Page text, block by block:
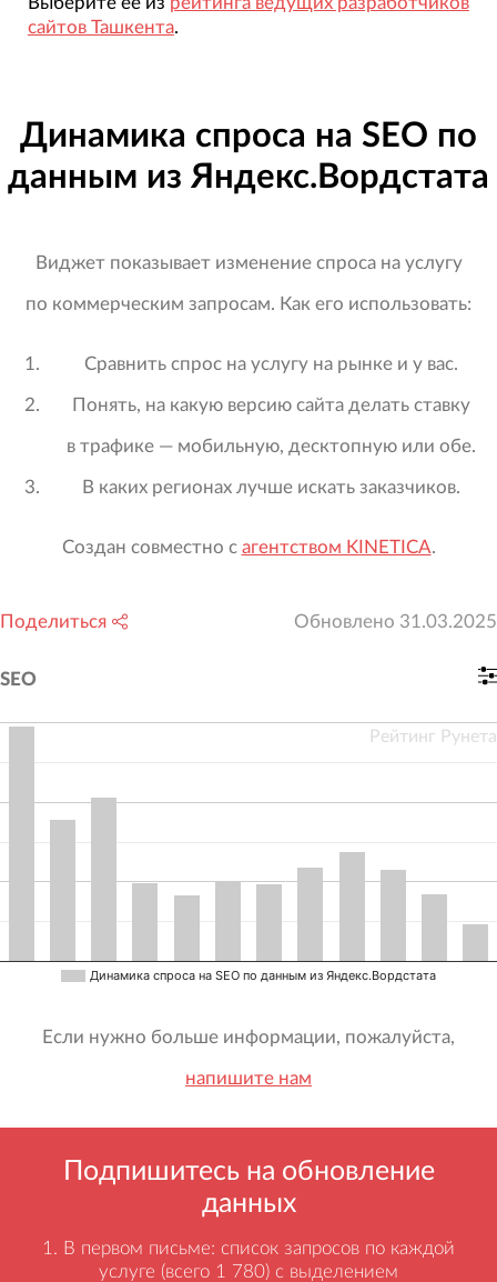
сайтов Ташкента.
Динамика спроса на SEO по
данным из Яндекс.Вордстата
Виджет показывает изменение спроса на услугу
по коммерческим запросам. Как его использовать:
Сравнить спрос на услугу на рынке и у вас.
Понять, на какую версию сайта делать ставку
в трафике — мобильную, десктопную или обе.
В каких регионах лучше искать заказчиков.
Создан совместно с агентством KINETICA.
Поделиться Обновлено 31.03.2025
SEO
Динамика спроса на SEO по данным из Яндекс.Вордстата
Рейтинг Рунета
Если нужно больше информации, пожалуйста,
напишите нам
Подпишитесь на обновление
данных
В первом письме: список запросов по каждой
услуге (всего 1 780) с выделением